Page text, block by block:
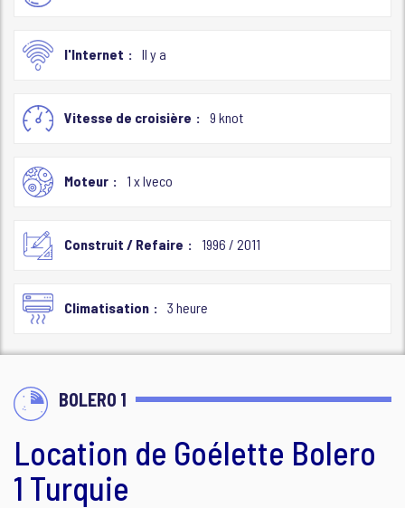
l'Internet Il y a
Vitesse de croisière 9 knot
Moteur 1 x Iveco
Construit / Refaire 1996 / 2011
Climatisation 3 heure
BOLERO 1
Location de Goélette Bolero
1 Turquie